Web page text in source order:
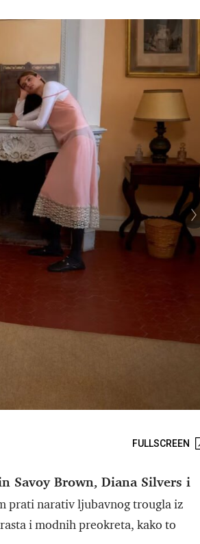
FULLSCREEN
Savoy Brown, Diana Silvers i
prati narativ ljubavnog trougla iz
i modnih preokreta, kako to